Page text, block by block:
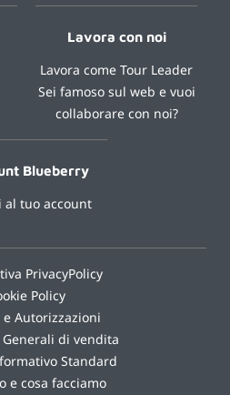
Lavora con noi
Lavora come Tour Leader
Sei famoso sul web e vuoi
collaborare con noi?
Blueberry
al tuo account
PrivacyPolicy
Policy
Autorizzazioni
di vendita
Standard
e cosa facciamo